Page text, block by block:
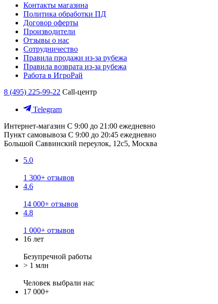
Контакты магазина
Политика обработки ПД
Договор оферты
Производители
Отзывы о нас
Сотрудничество
Правила продажи из-за рубежа
Правила возврата из-за рубежа
Работа в ИгроРай
8 (495) 225-99-22 Call-центр
Telegram
Интернет-магазин С 9:00 до 21:00 ежедневно
Пункт самовывоза С 9:00 до 20:45 ежедневно
Большой Саввинский переулок, 12с5, Москва
5.0
1 300+ отзывов
4.6
14 000+ отзывов
4.8
1 000+ отзывов
16 лет
Безупречной работы
> 1 млн
Человек выбрали нас
17 000+